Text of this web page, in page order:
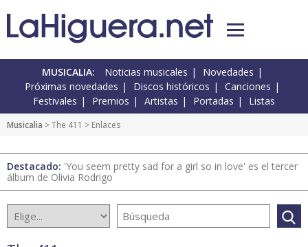
MUSICALIA: Noticias musicales
Novedades
Próximas novedades
Discos históricos
Canciones
Festivales
Premios Artistas Portadas Listas
Musicalia >The 411 > Enlaces
Destacado: 'You seem pretty sad for a girl so in love' es el tercer
álbum de Olivia Rodrigo